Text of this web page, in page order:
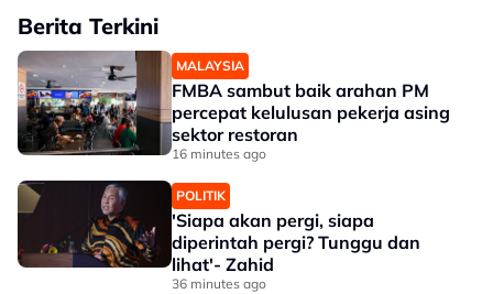
Berita Terkini
MALAYSIA
FMBA sambut baik arahan PM
percepat kelulusan pekerja asing
sektor restoran
16 minutes ago
POLITIK
'Siapa akan pergi, siapa
diperintah pergi? Tunggu dan
lihat'- Zahid
36 minutes ago